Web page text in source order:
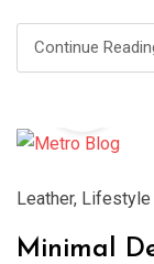
Continue
Leather, Lifestyle
Minimal